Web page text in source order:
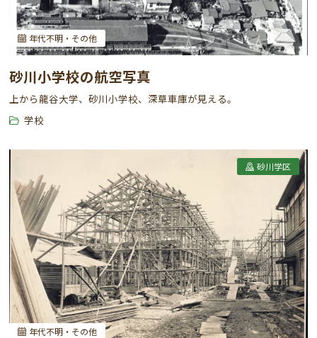
年代不明・その他
砂川小学校の航空写真
上から龍谷大学、砂川小学校、深草車庫が見える。
学校
砂川学区
年代不明・その他